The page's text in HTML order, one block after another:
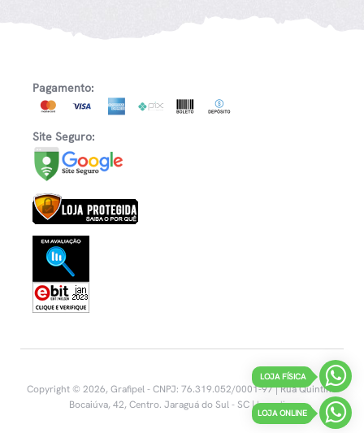
Pagamento:
Site Seguro:
Copyright © 2026, Grafipel - CNPJ: 76.319.052/0001-97 | Rua Quintino
Bocaiúva, 42, Centro. Jaraguá do Sul - SC |Inovalize
LOJA FÍSICA
LOJA ONLINE